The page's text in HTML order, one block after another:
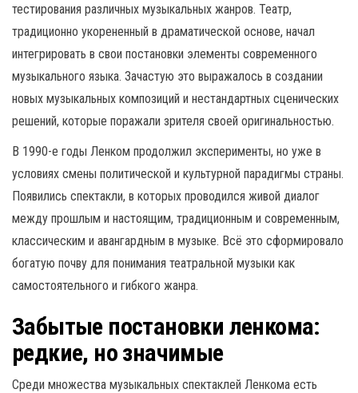
тестирования различных музыкальных жанров. Театр,
традиционно укорененный в драматической основе, начал
интегрировать в свои постановки элементы современного
музыкального языка. Зачастую это выражалось в создании
новых музыкальных композиций и нестандартных сценических
решений, которые поражали зрителя своей оригинальностью.
В 1990-е годы Ленком продолжил эксперименты, но уже в
условиях смены политической и культурной парадигмы страны.
Появились спектакли, в которых проводился живой диалог
между прошлым и настоящим, традиционным и современным,
классическим и авангардным в музыке. Всё это сформировало
богатую почву для понимания театральной музыки как
самостоятельного и гибкого жанра.
Забытые постановки ленкома:
редкие, но значимые
Среди множества музыкальных спектаклей Ленкома есть